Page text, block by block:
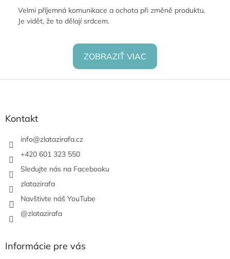
Velmi příjemná komunikace a ochota při změně produktu.
Je vidět, že to dělají srdcem.
ZOBRAZIŤ VIAC
Z
Kontakt
info@zlatazirafa.cz
+420 601 323 550
Sledujte nás na Facebooku
zlatazirafa
Navštivte náš YouTube
@zlatazirafa
Informácie pre vás